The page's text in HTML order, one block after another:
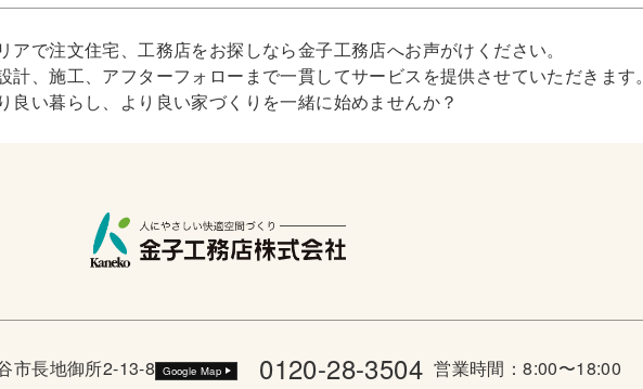
アで注文住宅、工務店をお探しなら金子工務店へお声がけください。
計、施工、アフターフォローまで一貫してサービスを提供させていただきます。
良い暮らし、より良い家づくりを一緒に始めませんか？
市長地御所2-13-8 Google Map 0120-28-3504 営業時間：8:00〜18:00